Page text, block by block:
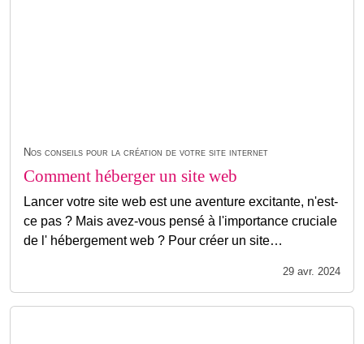
Nos conseils pour la création de votre site internet
Comment héberger un site web
Lancer votre site web est une aventure excitante, n'est-
ce pas ? Mais avez-vous pensé à l'importance cruciale
de l' hébergement web ? Pour créer un site…
29 avr. 2024